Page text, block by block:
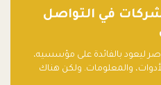
في التواصل
ليعود بالفائدة على مؤسسيه،
والمعلومات. ولكن هناك